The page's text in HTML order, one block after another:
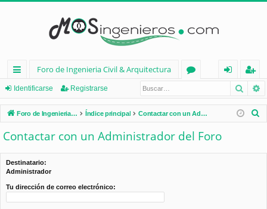
nl
ac
es
rá
pi
Foro de Ingenieria Civil & Arquitectura
os
nt
ifi
eg
ist
ra
Identificarse Registrarse
Foro de Ingenieria Civil & Arquitectura Índice principal Contactar con un Administrador del Foro
c
Contactar con un Administrador del Foro
Destinatario:
Administrador
Tu dirección de correo electrónico: